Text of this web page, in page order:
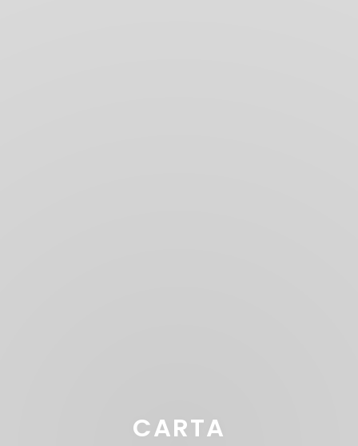
CARTA